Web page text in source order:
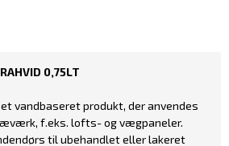
0,75LT
vandbaseret produkt, der anvendes
f.eks. lofts- og vægpaneler.
til ubehandlet eller lakeret